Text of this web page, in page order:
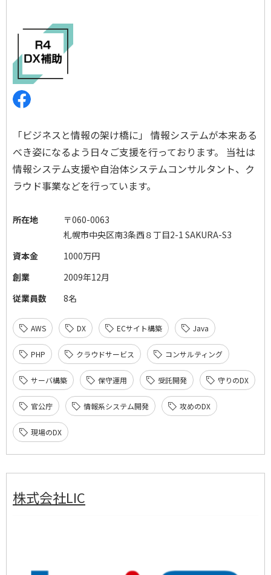
「ビジネスと情報の架け橋に」 情報システムが本来ある
べき姿になるよう日々ご支援を行っております。 当社は
情報システム支援や自治体システムコンサルタント、ク
ラウド事業などを行っています。
所在地
〒060-0063
札幌市中央区南3条西８丁目2-1 SAKURA-S3
資本金
1000万円
創業
2009年12月
従業員数
8名
AWS DX ECサイト構築 Java
PHP クラウドサービス コンサルティング
サーバ構築 保守運用 受託開発 守りのDX
官公庁 情報系システム開発 攻めのDX
現場のDX
株式会社LIC